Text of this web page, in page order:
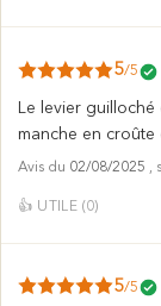
5/5
Le levier
manche en croûte
Avis du 02/08/2025 ,
👍 UTILE (0)
5/5